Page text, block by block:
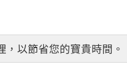
以節省您的寶貴時間。